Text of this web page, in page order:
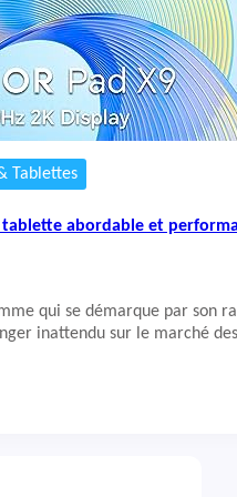
Tablettes
tablette abordable et
qui se démarque par son
inattendu sur le marché